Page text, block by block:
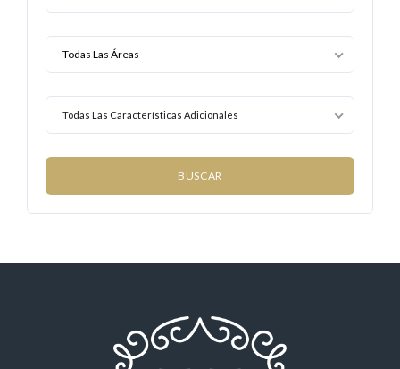
Todas Las Características Adicionales